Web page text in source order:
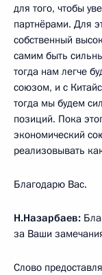
для того, чтобы
партнёрами. Для
собственный
самим быть
тогда нам легче
союзом, и с
тогда мы будем
позиций. Пока
экономический
реализовывать
Благодарю Вас.
Н.Назарбаев:
за Ваши
Слово